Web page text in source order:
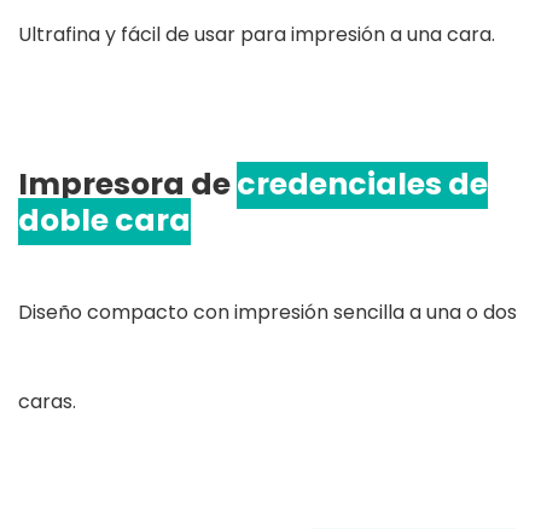
Ultrafina y fácil de usar para impresión a una cara.
Impresora decredenciales de
doble cara
Diseño compacto con impresión sencilla a una o dos
caras.